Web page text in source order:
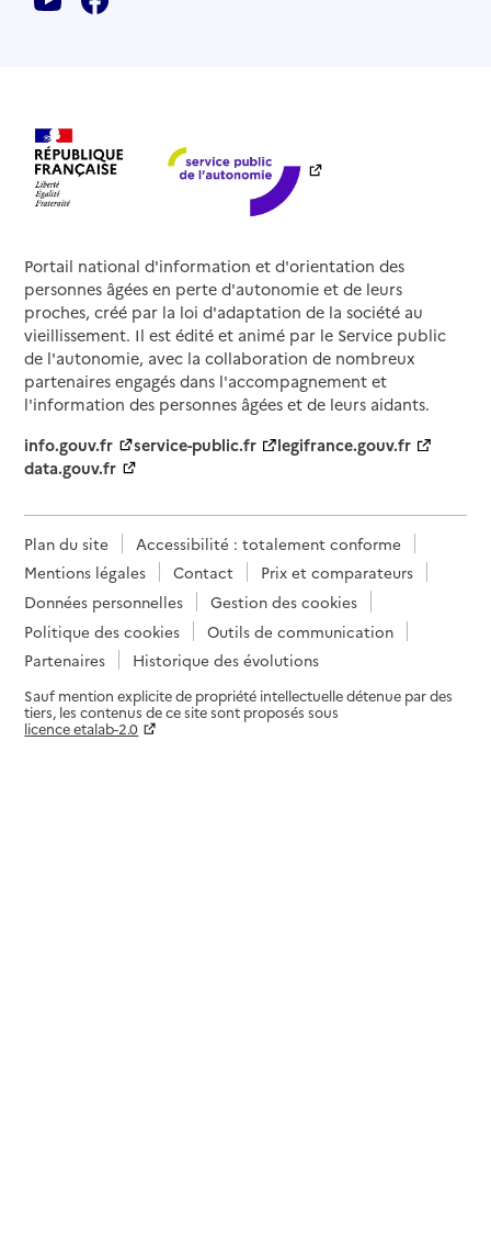
Portail national d'information et d'orientation des
personnes âgées en perte d'autonomie et de leurs
proches, créé par la loi d'adaptation de la société au
vieillissement. Il est édité et animé par le Service public
de l'autonomie, avec la collaboration de nombreux
partenaires engagés dans l'accompagnement et
l'information des personnes âgées et de leurs aidants.
info.gouv.fr
service-public.fr
legifrance.gouv.fr
data.gouv.fr
Plan du site
Accessibilité : totalement conforme
Mentions légales
Contact
Prix et comparateurs
Données personnelles
Gestion des cookies
Politique des cookies
Outils de communication
Partenaires
Historique des évolutions
Sauf mention explicite de propriété intellectuelle détenue par des
tiers, les contenus de ce site sont proposés sous
licence etalab-2.0